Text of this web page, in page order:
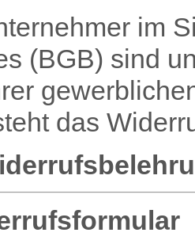
im
(BGB) sind
das